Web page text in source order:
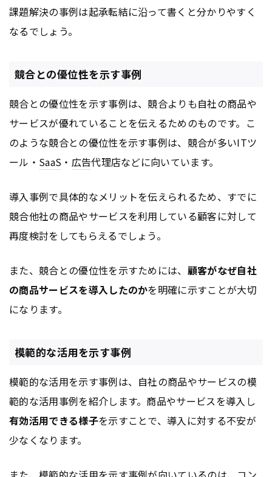
課題解決の事例は起承転結に沿って書くと分かりやすく
なるでしょう。
競合との優位性を示す事例
競合との優位性を示す事例は、競合よりも自社の商品や
サービスが優れていることを伝えるためのものです。こ
のような競合との優位性を示す事例は、競合が多いITツ
ール・ SaaS ・ 広告代理店などに向いています。
導入事例で具体的なメリットを伝えられるため、すでに
競合他社の商品やサービスを利用している顧客に対して
再度検討をしてもらえるでしょう。
また、競合との優位性を示すためには、 顧客がなぜ自社
の商品サービスを導入したのかを明確に示すことが大切
になります。
模範的な活用を示す事例
模範的な活用を示す事例は、自社の商品やサービスの模
範的な活用事例を紹介します。商品やサービスを導入し
有効活用できる様子を示すことで、導入に対する不安が
少なくなります。